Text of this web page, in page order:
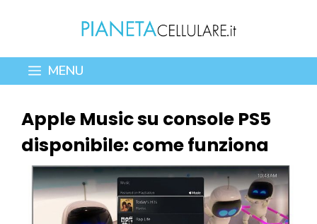
contenuto
MENU
Apple Music su console PS5
disponibile: come funziona